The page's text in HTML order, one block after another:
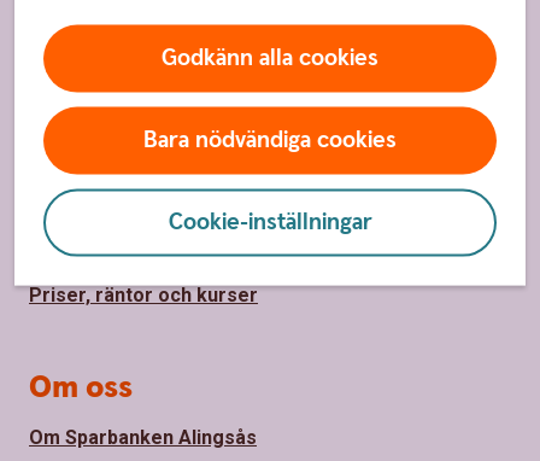
Godkänn alla cookies
Bara nödvändiga cookies
Cookie-inställningar
Sidfot
Hitta snabbt
Kontakta oss
Spärrhjälp
Hitta bankkontor
Bli kund
Priser, räntor och kurser
Om oss
Om Sparbanken Alingsås